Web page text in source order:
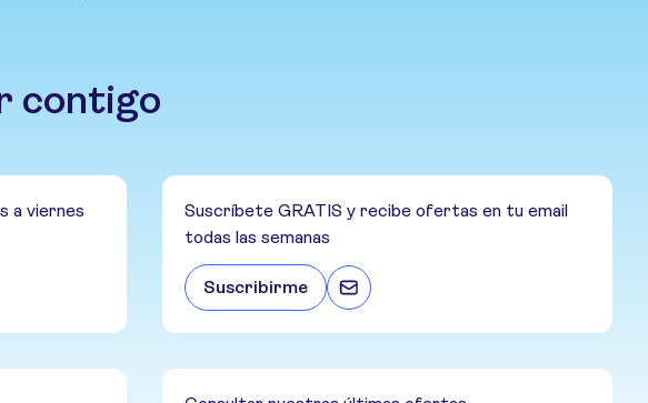
contigo
a viernes
Suscríbete GRATIS y recibe ofertas en tu email
todas las semanas
Suscribirme